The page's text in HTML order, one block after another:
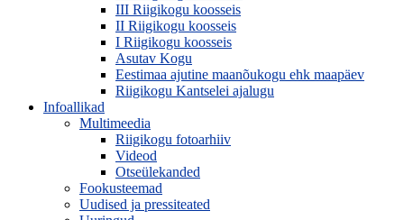
III Riigikogu koosseis
II Riigikogu koosseis
I Riigikogu koosseis
Asutav Kogu
Eestimaa ajutine maanõukogu ehk maapäev
Riigikogu Kantselei ajalugu
Infoallikad
Multimeedia
Riigikogu fotoarhiiv
Videod
Otseülekanded
Fookusteemad
Uudised ja pressiteated